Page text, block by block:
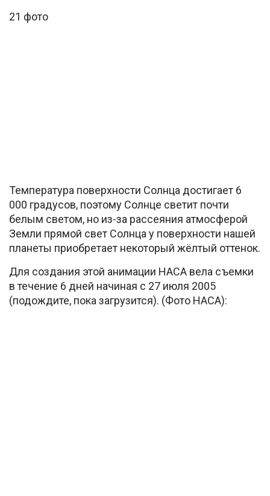
21 фото
Температура поверхности Солнца достигает 6
000 градусов, поэтому Солнце светит почти
белым светом, но из-за рассеяния атмосферой
Земли прямой свет Солнца у поверхности нашей
планеты приобретает некоторый жёлтый оттенок.
Для создания этой анимации НАСА вела съемки
в течение 6 дней начиная с 27 июля 2005
(подождите, пока загрузится). (Фото НАСА):